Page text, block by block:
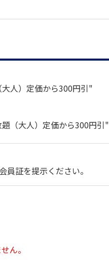
人）定価から300円引"
（大人）定価から300円引"
員証を提示ください。
ん。